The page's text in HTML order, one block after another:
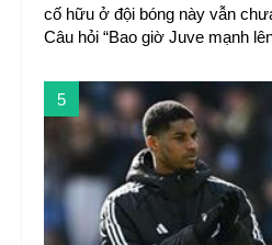
cố hữu ở đội bóng này vẫn
Câu hỏi “Bao giờ Juve mạnh
5